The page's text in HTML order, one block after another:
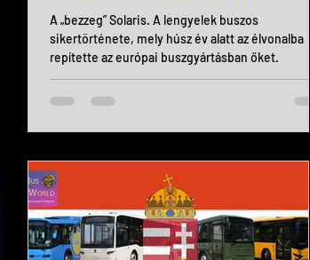
A „bezzeg” Solaris. A lengyelek buszos
sikertörténete, mely húsz év alatt az élvonalba
repítette az európai buszgyártásban őket.